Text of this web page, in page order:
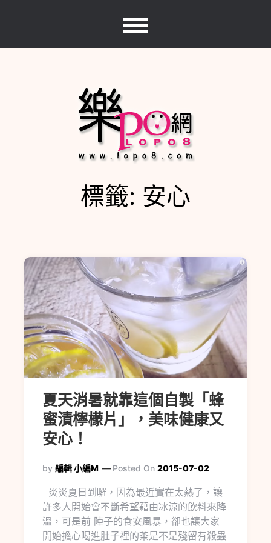
分享你的樂事，樂PO吧~標籤: 安心
夏天消暑就靠這個自製「蜂
蜜漬檸檬片」，美味健康又
安心！
by 編輯 小編M Posted On 2015-07-02
炎炎夏日到囉，因為最近實在太熱了，讓
許多人開始會不斷希望藉由冰涼的飲料來降
溫，可是前 陣子的食安風暴，卻也讓大家
開始擔心喝進肚子裡的茶是不是殘留有殺蟲